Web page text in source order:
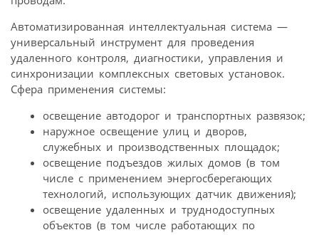
Автоматизированная интеллектуальная система —
универсальный инструмент для проведения
удаленного контроля, диагностики, управления и
синхронизации комплексных световых установок.
Сфера применения системы:
освещение автодорог и транспортных развязок;
наружное освещение улиц и дворов,
служебных и производственных площадок;
освещение подъездов жилых домов (в том
числе с применением энергосберегающих
технологий, использующих датчик движения);
освещение удаленных и труднодоступных
объектов (в том числе работающих по